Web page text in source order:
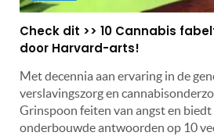
Check dit >> 10 Cannabis
door Harvard-arts!
Met decennia aan ervaring in de
verslavingszorg en
Grinspoon feiten van angst en
onderbouwde antwoorden op 10